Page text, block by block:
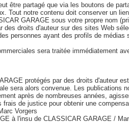
être partagé que via les boutons de
Tout notre contenu doit conserver un
GARAGE sous votre propre nom
droits d'auteur sur des sites Web
personnes ayant des profils de
sera traitée immédiatement
protégés par des droits d'auteur
sera alors convenue. Les publications
après de nombreuses années,
de justice pour obtenir une
Vorgers
à l'insu de CLASSICAR GARAGE /